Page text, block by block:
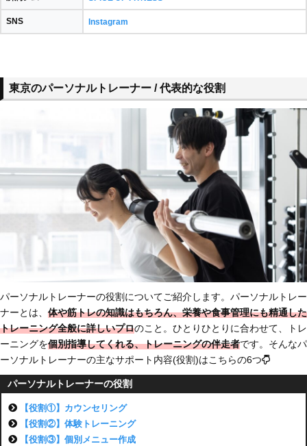
SNS Instagram
東京のパーソナルトレーナー / 代表的な役割
パーソナルトレーナーの役割についてご紹介します。パーソナルトレー
ナーとは、 体や筋トレの知識はもちろん、栄養や食事管理にも精通した
トレーニング全般に詳しいプロのこと。ひとりひとりに合わせて、トレ
ーニングを個別指導してくれる、トレーニングの伴走者です。そんなパ
ーソナルトレーナーの主なサポート内容(役割)はこちらの6つ
パーソナルトレーナーの役割
【役割①】カウンセリング
【役割②】体験トレーニング
【役割③】個別メニュー作成